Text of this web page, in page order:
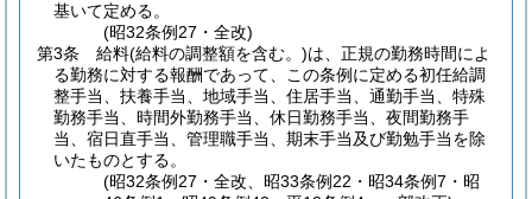
基いて定める。
(昭32条例27・全改)
第3条
給料(給料の調整額を含む。)は、正規の勤務時間によ
る勤務に対する報酬であって、この条例に定める初任給調
整手当、扶養手当、地域手当、住居手当、通勤手当、特殊
勤務手当、時間外勤務手当、休日勤務手当、夜間勤務手
当、宿日直手当、管理職手当、期末手当及び勤勉手当を除
いたものとする。
(昭32条例27・全改、昭33条例22・昭34条例7・昭